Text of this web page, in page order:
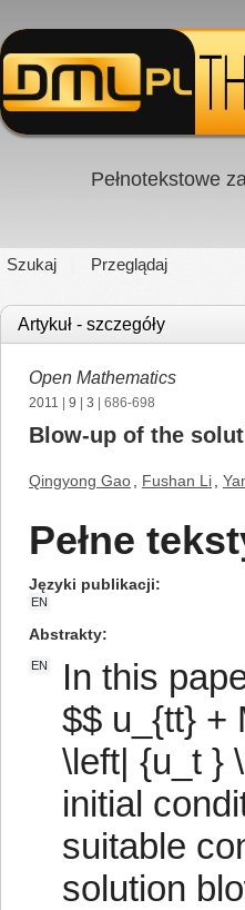
Pełnotekstowe
Szukaj Przeglądaj
Artykuł - szczegóły
Open Mathematics
2011 9 3 | 686-698
Blow-up of the
Qingyong Gao Fushan Li
Pełne
Języki publikacji
EN
Abstrakty
EN
In this
$$ u_{tt} +
\left| {u_t }
initial
suitable
solution